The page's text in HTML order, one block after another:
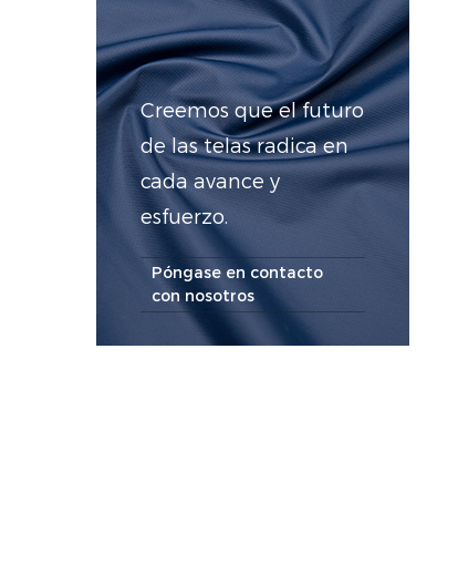
Creemos que el futuro
de las telas radica en
cada avance y
esfuerzo.
Póngase en contacto
con nosotros